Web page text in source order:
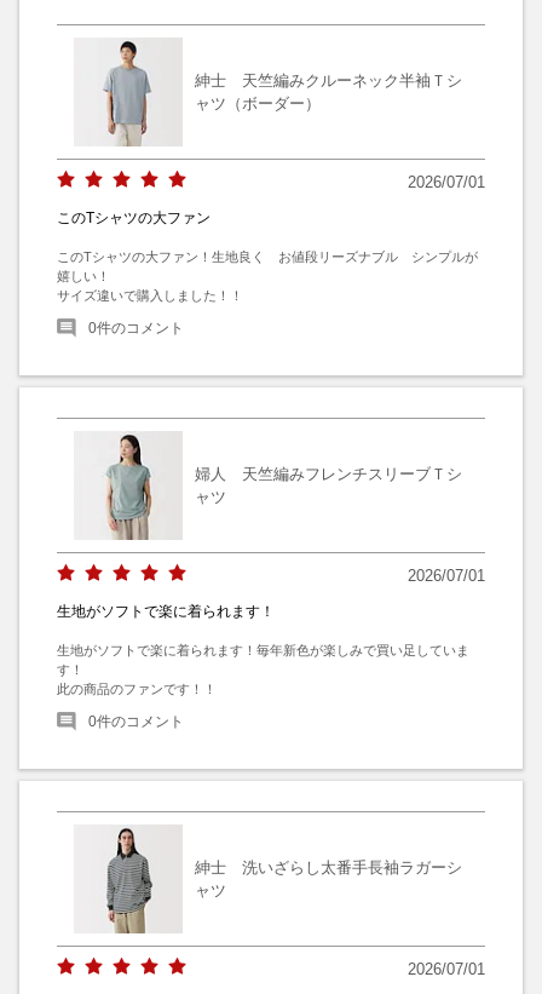
紳士 天竺編みクルーネック半袖Ｔシ
ャツ（ボーダー）
2026/07/01
このTシャツの大ファン
このTシャツの大ファン！生地良く　お値段リーズナブル　シンプルが
嬉しい！
サイズ違いで購入しました！！
0件のコメント
婦人 天竺編みフレンチスリーブＴシ
ャツ
2026/07/01
生地がソフトで楽に着られます！
生地がソフトで楽に着られます！毎年新色が楽しみで買い足していま
す！
此の商品のファンです！！
0件のコメント
紳士 洗いざらし太番手長袖ラガーシ
ャツ
2026/07/01